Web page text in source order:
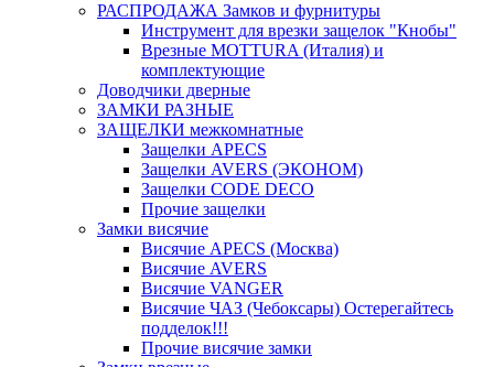
РАСПРОДАЖА Замков и фурнитуры
Инструмент для врезки защелок "Кнобы"
Врезные MOTTURA (Италия) и
комплектующие
Доводчики дверные
ЗАМКИ РАЗНЫЕ
ЗАЩЕЛКИ межкомнатные
Защелки APECS
Защелки AVERS (ЭКОНОМ)
Защелки CODE DECO
Прочие защелки
Замки висячие
Висячие APECS (Москва)
Висячие AVERS
Висячие VANGER
Висячие ЧАЗ (Чебоксары) Остерегайтесь
подделок!!!
Прочие висячие замки